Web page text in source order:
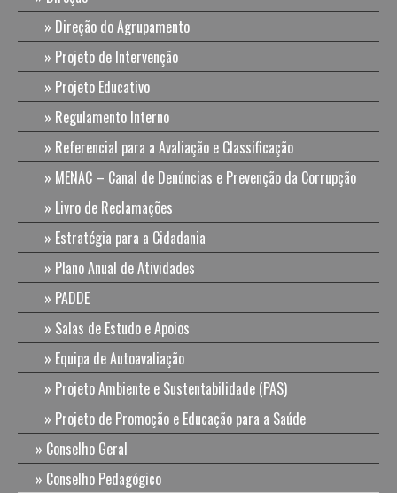
Direção do Agrupamento
Projeto de Intervenção
Projeto Educativo
Regulamento Interno
Referencial para a Avaliação e Classificação
MENAC – Canal de Denúncias e Prevenção da Corrupção
Livro de Reclamações
Estratégia para a Cidadania
Plano Anual de Atividades
PADDE
Salas de Estudo e Apoios
Equipa de Autoavaliação
Projeto Ambiente e Sustentabilidade (PAS)
Projeto de Promoção e Educação para a Saúde
Conselho Geral
Conselho Pedagógico